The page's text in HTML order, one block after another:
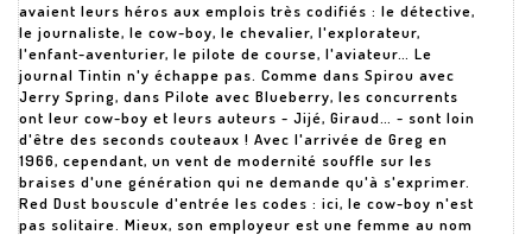
avaient leurs héros aux emplois très codifiés : le détective,
le journaliste, le cow-boy, le chevalier, l'explorateur,
l'enfant-aventurier, le pilote de course, l'aviateur… Le
journal Tintin n'y échappe pas. Comme dans Spirou avec
Jerry Spring, dans Pilote avec Blueberry, les concurrents
ont leur cow-boy et leurs auteurs - Jijé, Giraud… - sont loin
d'être des seconds couteaux ! Avec l'arrivée de Greg en
1966, cependant, un vent de modernité souffle sur les
braises d'une génération qui ne demande qu'à s'exprimer.
Red Dust bouscule d'entrée les codes : ici, le cow-boy n'est
pas solitaire. Mieux, son employeur est une femme au nom